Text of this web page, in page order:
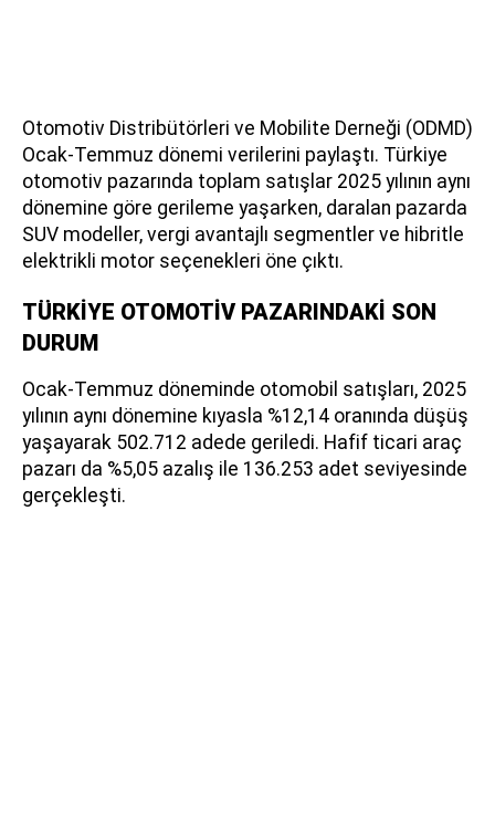
Otomotiv Distribütörleri ve Mobilite Derneği (ODMD)
Ocak-Temmuz dönemi verilerini paylaştı. Türkiye
otomotiv pazarında toplam satışlar 2025 yılının aynı
dönemine göre gerileme yaşarken, daralan pazarda
SUV modeller, vergi avantajlı segmentler ve hibritle
elektrikli motor seçenekleri öne çıktı.
TÜRKİYE OTOMOTİV PAZARINDAKİ SON
DURUM
Ocak-Temmuz döneminde otomobil satışları, 2025
yılının aynı dönemine kıyasla %12,14 oranında düşüş
yaşayarak 502.712 adede geriledi. Hafif ticari araç
pazarı da %5,05 azalış ile 136.253 adet seviyesinde
gerçekleşti.